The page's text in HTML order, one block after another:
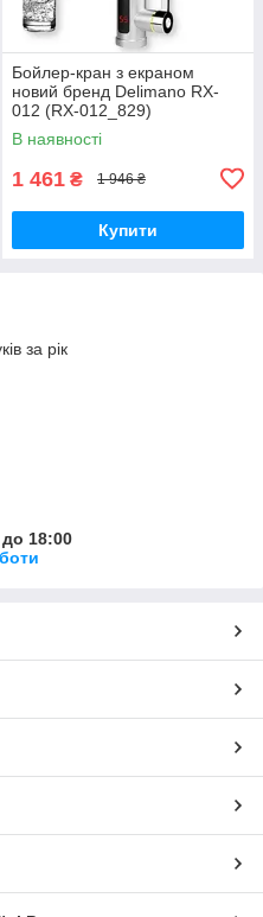
Бойлер-кран з екраном
новий бренд Delimano RX-
012 (RX-012_829)
В наявності
1 461 ₴ 1 946 ₴
Купити
за рік
18:00